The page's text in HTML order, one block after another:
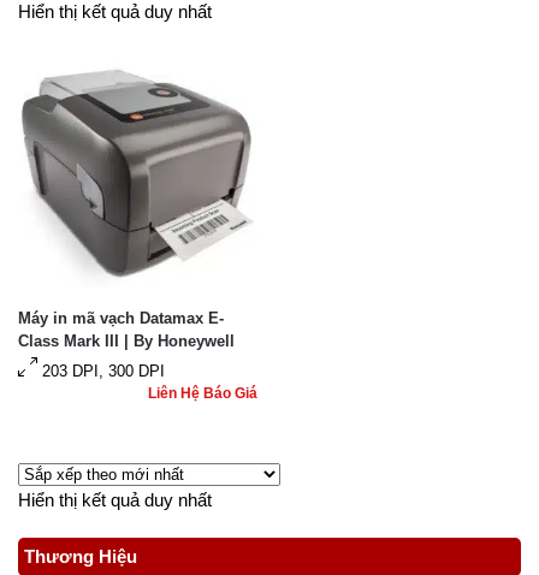
Hiển thị kết quả duy nhất
Máy in mã vạch Datamax E-
Class Mark III | By Honeywell
203 DPI, 300 DPI
Liên Hệ Báo Giá
Hiển thị kết quả duy nhất
Thương Hiệu